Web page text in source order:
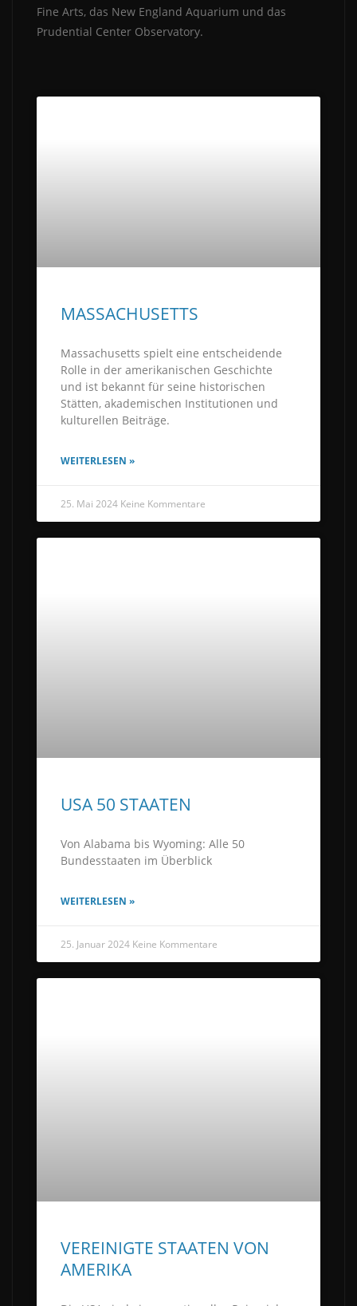
Fine Arts, das New England Aquarium und das
Prudential Center Observatory.
MASSACHUSETTS
Massachusetts spielt eine entscheidende
Rolle in der amerikanischen Geschichte
und ist bekannt für seine historischen
Stätten, akademischen Institutionen und
kulturellen Beiträge.
WEITERLESEN »
25. Mai 2024 Keine Kommentare
USA 50 STAATEN
Von Alabama bis Wyoming: Alle 50
Bundesstaaten im Überblick
WEITERLESEN »
25. Januar 2024 Keine Kommentare
VEREINIGTE STAATEN VON
AMERIKA